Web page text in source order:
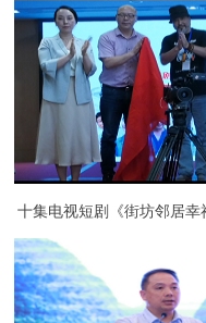
行
十集电视短剧《街坊邻居